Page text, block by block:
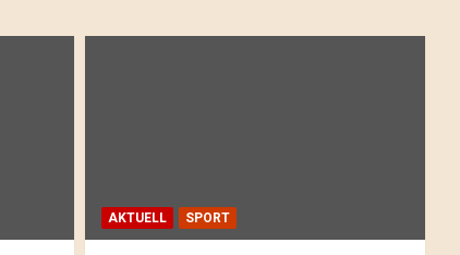
AKTUELL SPORT